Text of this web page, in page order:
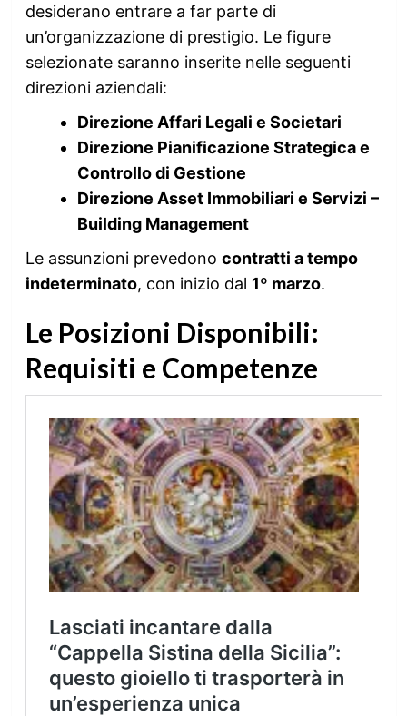
desiderano entrare a far parte di
un’organizzazione di prestigio. Le figure
selezionate saranno inserite nelle seguenti
direzioni aziendali:
Direzione Affari Legali e Societari
Direzione Pianificazione Strategica e
Controllo di Gestione
Direzione Asset Immobiliari e Servizi –
Building Management
Le assunzioni prevedono contratti a tempo
indeterminato, con inizio dal 1º marzo.
Le Posizioni Disponibili:
Requisiti e Competenze